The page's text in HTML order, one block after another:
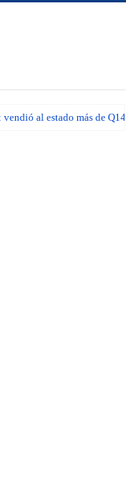
al estado más de